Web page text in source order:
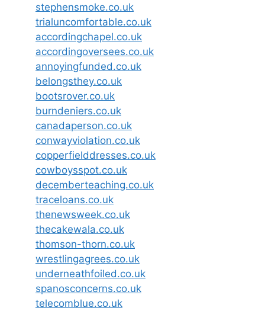
stephensmoke.co.uk
trialuncomfortable.co.uk
accordingchapel.co.uk
accordingoversees.co.uk
annoyingfunded.co.uk
belongsthey.co.uk
bootsrover.co.uk
burndeniers.co.uk
canadaperson.co.uk
conwayviolation.co.uk
copperfielddresses.co.uk
cowboysspot.co.uk
decemberteaching.co.uk
traceloans.co.uk
thenewsweek.co.uk
thecakewala.co.uk
thomson-thorn.co.uk
wrestlingagrees.co.uk
underneathfoiled.co.uk
spanosconcerns.co.uk
telecomblue.co.uk